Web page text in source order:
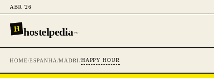
ABR '26
H hostelpedia™
HOME/ESPANHA/MADRI/HAPPY HOUR